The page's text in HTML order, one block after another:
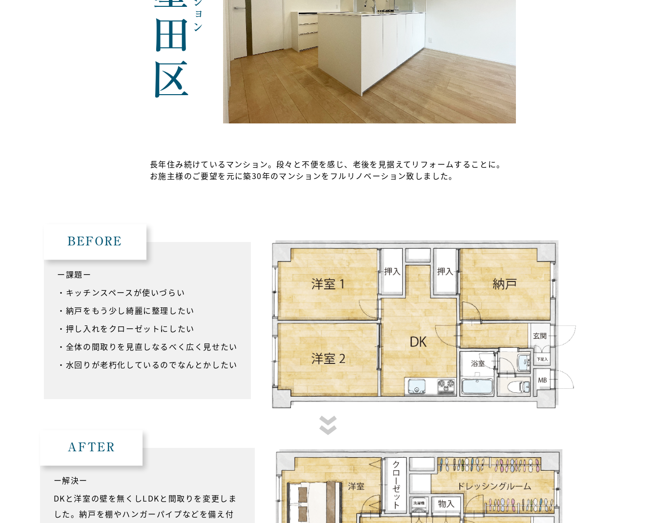
墨田区
長年住み続けているマンション。段々と不便を感じ、老後を見据えてリフォームすることに。
お施主様のご要望を元に築30年のマンションをフルリノベーション致しました。
BEFORE
ー課題ー
・キッチンスペースが使いづらい
・納戸をもう少し綺麗に整理したい
・押し入れをクローゼットにしたい
・全体の間取りを見直しなるべく広く見せたい
・水回りが老朽化しているのでなんとかしたい
AFTER
ー解決ー
DKと洋室の壁を無くしLDKと間取りを変更しま
した。納戸を棚やハンガーパイプなどを備え付